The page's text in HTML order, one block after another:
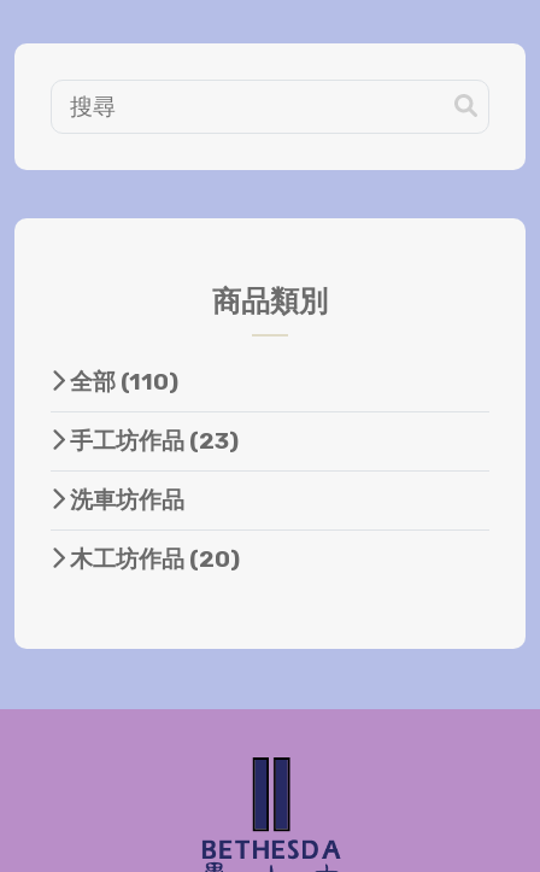
商品類別
全部 (110)
手工坊作品 (23)
洗車坊作品
木工坊作品 (20)